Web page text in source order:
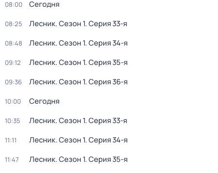
08:00 Сегодня
08:25 Лесник. Сезон 1. Серия 33-я
08:48 Лесник. Сезон 1. Серия 34-я
09:12 Лесник. Сезон 1. Серия 35-я
09:36 Лесник. Сезон 1. Серия 36-я
10:00 Сегодня
10:35 Лесник. Сезон 1. Серия 33-я
11:11 Лесник. Сезон 1. Серия 34-я
11:47 Лесник. Сезон 1. Серия 35-я